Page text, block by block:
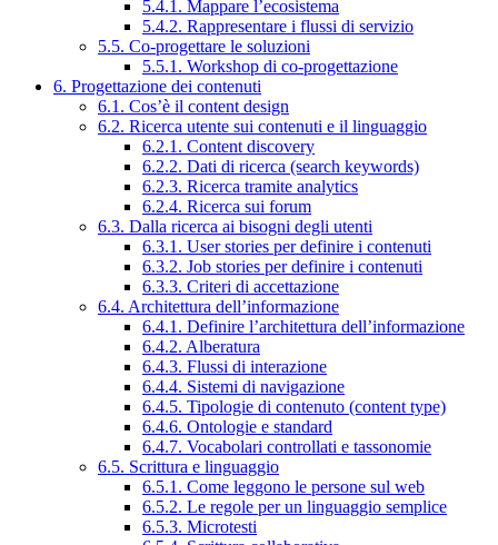
5.4.1. Mappare l’ecosistema
5.4.2. Rappresentare i flussi di servizio
5.5. Co-progettare le soluzioni
5.5.1. Workshop di co-progettazione
6. Progettazione dei contenuti
6.1. Cos’è il content design
6.2. Ricerca utente sui contenuti e il linguaggio
6.2.1. Content discovery
6.2.2. Dati di ricerca (search keywords)
6.2.3. Ricerca tramite analytics
6.2.4. Ricerca sui forum
6.3. Dalla ricerca ai bisogni degli utenti
6.3.1. User stories per definire i contenuti
6.3.2. Job stories per definire i contenuti
6.3.3. Criteri di accettazione
6.4. Architettura dell’informazione
6.4.1. Definire l’architettura dell’informazione
6.4.2. Alberatura
6.4.3. Flussi di interazione
6.4.4. Sistemi di navigazione
6.4.5. Tipologie di contenuto (content type)
6.4.6. Ontologie e standard
6.4.7. Vocabolari controllati e tassonomie
6.5. Scrittura e linguaggio
6.5.1. Come leggono le persone sul web
6.5.2. Le regole per un linguaggio semplice
6.5.3. Microtesti